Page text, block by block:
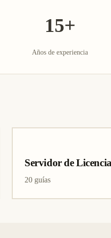
15+
Años de experiencia
Servidor de
20 guías